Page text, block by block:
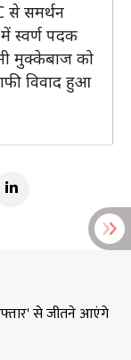
से समर्थन
स्वर्ण पदक
मुक्केबाज को
विवाद हुआ
से जीतने आएंगे